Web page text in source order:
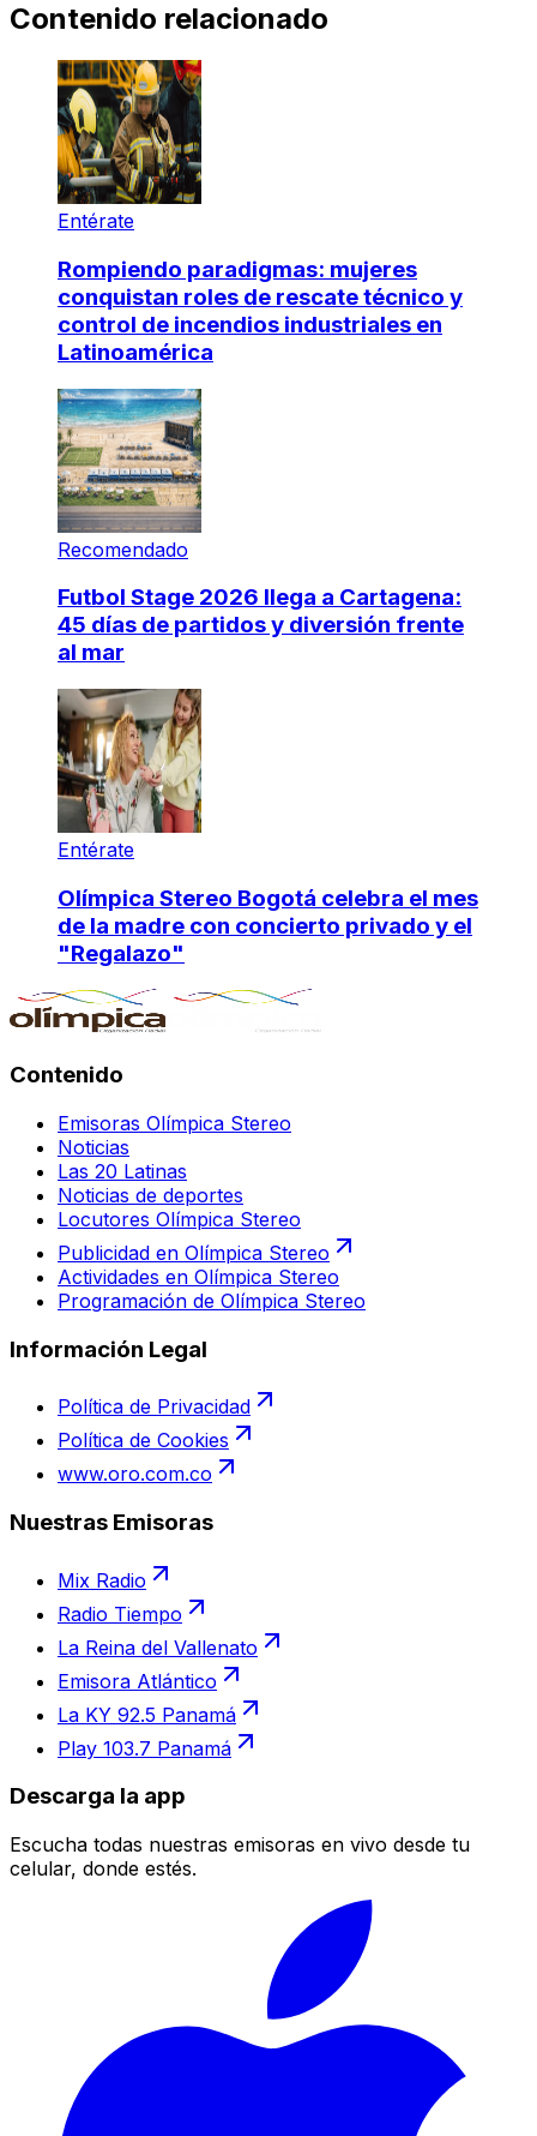
Contenido relacionado
Entérate
Rompiendo paradigmas: mujeres
conquistan roles de rescate técnico y
control de incendios industriales en
Latinoamérica
Recomendado
Futbol Stage 2026 llega a Cartagena:
45 días de partidos y diversión frente
al mar
Entérate
Olímpica Stereo Bogotá celebra el mes
de la madre con concierto privado y el
"Regalazo"
Contenido
Emisoras Olímpica Stereo
Noticias
Las 20 Latinas
Noticias de deportes
Locutores Olímpica Stereo
Publicidad en Olímpica Stereo
Actividades en Olímpica Stereo
Programación de Olímpica Stereo
Información Legal
Política de Privacidad
Política de Cookies
www.oro.com.co
Nuestras Emisoras
Mix Radio
Radio Tiempo
La Reina del Vallenato
Emisora Atlántico
La KY 92.5 Panamá
Play 103.7 Panamá
Descarga la app
Escucha todas nuestras emisoras en vivo desde tu
celular, donde estés.